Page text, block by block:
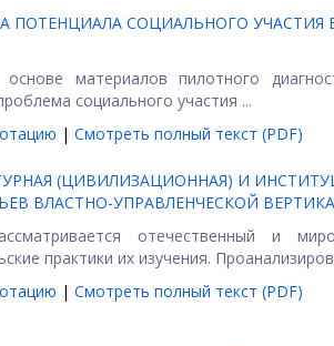
ПОТЕНЦИАЛА СОЦИАЛЬНОГО
материалов пилотного
социального участия ...
| Смотреть полный текст (PDF)
(ЦИВИЛИЗАЦИОННАЯ) И
ВЛАСТНО-УПРАВЛЕНЧЕСКОЙ
отечественный и
практики их изучения.
| Смотреть полный текст (PDF)